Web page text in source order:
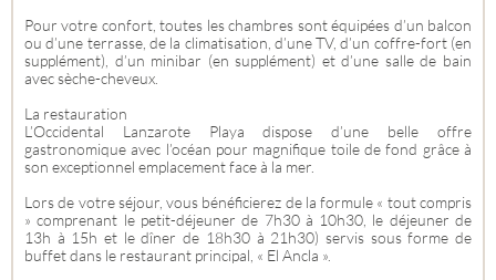
Pour votre confort, toutes les chambres sont équipées d’un balcon
ou d’une terrasse, de la climatisation, d’une TV, d’un coffre-fort (en
supplément), d’un minibar (en supplément) et d’une salle de bain
avec sèche-cheveux.
La restauration
L’Occidental Lanzarote Playa dispose d’une belle offre
gastronomique avec l’océan pour magnifique toile de fond grâce à
son exceptionnel emplacement face à la mer.
Lors de votre séjour, vous bénéficierez de la formule « tout compris
» comprenant le petit-déjeuner de 7h30 à 10h30, le déjeuner de
13h à 15h et le dîner de 18h30 à 21h30) servis sous forme de
buffet dans le restaurant principal, « El Ancla ».